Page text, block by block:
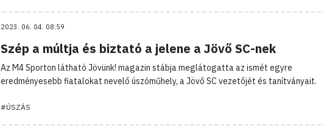
2023. 06. 04. 08:59
Szép a múltja és biztató a jelene a Jövő SC-nek
Az M4 Sporton látható Jövünk! magazin stábja meglátogatta az ismét egyre
eredményesebb fiatalokat nevelő úszóműhely, a Jövő SC vezetőjét és tanítványait.
#ÚSZÁS